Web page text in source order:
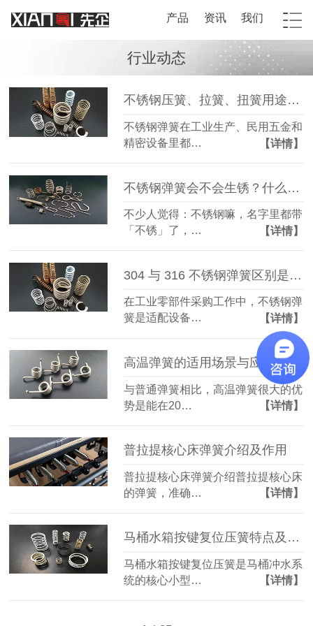
产品 资讯 我们
行业动态
不锈钢压簧、拉簧、扭簧用途分别是什么？
不锈钢弹簧在工业生产、民用五金和
精密设备里都…
【详情】
不锈钢弹簧会不会生锈？什么情况下容易生锈？
不少人觉得：不锈钢嘛，名字里都带
「不锈」了，…
【详情】
304 与 316 不锈钢弹簧区别是什么？该怎么选？
在工业零部件采购工作中，不锈钢弹
簧是适配设备…
【详情】
高温弹簧的适用场景与应用领域
与普通弹簧相比，高温弹簧很大的优
势是能在20…
【详情】
普拉提核心床弹簧介绍及作用
普拉提核心床弹簧介绍普拉提核心床
的弹簧，准确…
【详情】
马桶水箱按键复位压簧特点及使用注意事项
马桶水箱按键复位压簧是马桶冲水系
统的核心小型…
【详情】